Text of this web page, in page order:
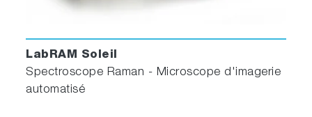
LabRAM Soleil
Spectroscope Raman - Microscope d'imagerie
automatisé